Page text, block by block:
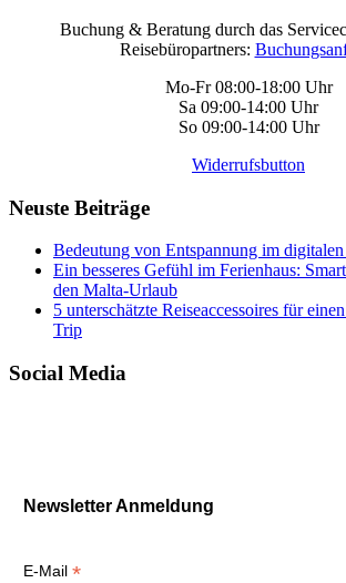
Buchung & Beratung durch das
Reisebüropartners:
Mo-Fr 08:00-18:00 Uhr
Sa 09:00-14:00 Uhr
So 09:00-14:00 Uhr
Widerrufsbutton
Neuste Beiträge
Bedeutung von Entspannung im
Ein besseres Gefühl im Ferienhaus:
den Malta-Urlaub
5 unterschätzte Reiseaccessoires für
Trip
Social Media
Newsletter Anmeldung
E-Mail *